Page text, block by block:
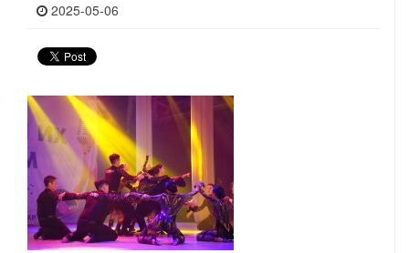
2025-05-06